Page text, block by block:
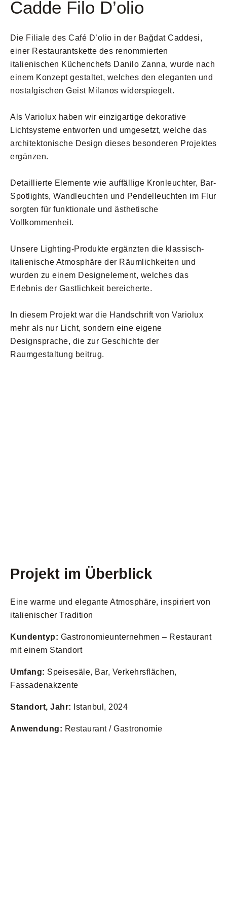
Cadde Filo D’olio
Die Filiale des Café D’olio in der Bağdat Caddesi,
einer Restaurantskette des renommierten
italienischen Küchenchefs Danilo Zanna, wurde nach
einem Konzept gestaltet, welches den eleganten und
nostalgischen Geist Milanos widerspiegelt.
Als Variolux haben wir einzigartige dekorative
Lichtsysteme entworfen und umgesetzt, welche das
architektonische Design dieses besonderen Projektes
ergänzen.
Detaillierte Elemente wie auffällige Kronleuchter, Bar-
Spotlights, Wandleuchten und Pendelleuchten im Flur
sorgten für funktionale und ästhetische
Vollkommenheit.
Unsere Lighting-Produkte ergänzten die klassisch-
italienische Atmosphäre der Räumlichkeiten und
wurden zu einem Designelement, welches das
Erlebnis der Gastlichkeit bereicherte.
In diesem Projekt war die Handschrift von Variolux
mehr als nur Licht, sondern eine eigene
Designsprache, die zur Geschichte der
Raumgestaltung beitrug.
Projekt im Überblick
Eine warme und elegante Atmosphäre, inspiriert von
italienischer Tradition
Kundentyp: Gastronomieunternehmen – Restaurant
mit einem Standort
Umfang: Speisesäle, Bar, Verkehrsflächen,
Fassadenakzente
Standort, Jahr: Istanbul, 2024
Anwendung: Restaurant / Gastronomie